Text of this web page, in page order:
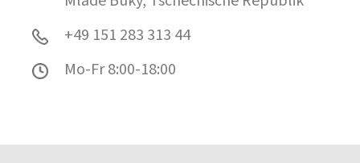
+49 151 283 313 44
Mo-Fr 8:00-18:00